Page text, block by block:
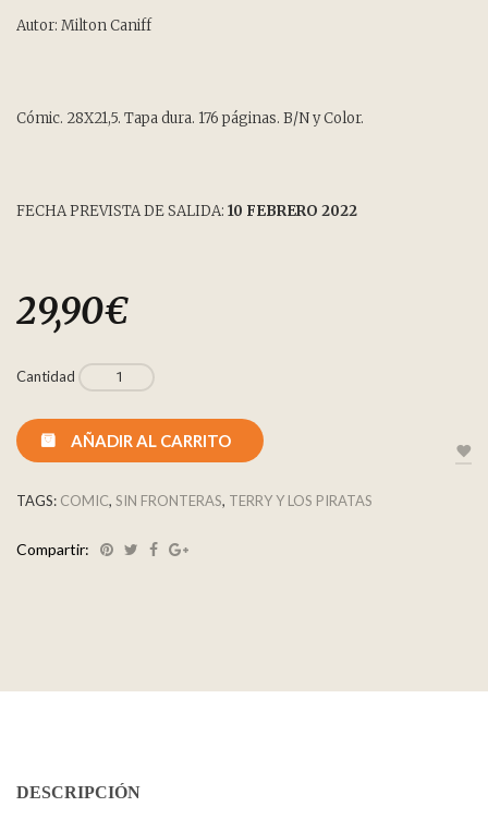
Autor: Milton Caniff
Cómic. 28X21,5. Tapa dura. 176 páginas. B/N y Color.
FECHA PREVISTA DE SALIDA: 10 FEBRERO 2022
29,90€
Cantidad
AÑADIR AL CARRITO
TAGS: COMIC, SIN FRONTERAS, TERRY Y LOS PIRATAS
Compartir:
DESCRIPCIÓN